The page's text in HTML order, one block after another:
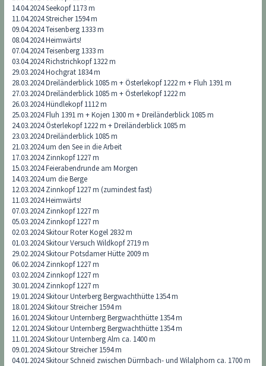
14.04.2024 Seekopf 1173 m
11.04.2024 Streicher 1594 m
09.04.2024 Teisenberg 1333 m
08.04.2024 Heimwärts!
07.04.2024 Teisenberg 1333 m
03.04.2024 Richstrichkopf 1322 m
29.03.2024 Hochgrat 1834 m
28.03.2024 Dreiländerblick 1085 m + Österlekopf 1222 m + Fluh 1391 m
27.03.2024 Dreiländerblick 1085 m + Österlekopf 1222 m
26.03.2024 Hündlekopf 1112 m
25.03.2024 Fluh 1391 m + Kojen 1300 m + Dreiländerblick 1085 m
24.03.2024 Österlekopf 1222 m + Dreiländerblick 1085 m
23.03.2024 Dreiländerblick 1085 m
21.03.2024 um den See in die Arbeit
17.03.2024 Zinnkopf 1227 m
15.03.2024 Feierabendrunde am Morgen
14.03.2024 um die Berge
12.03.2024 Zinnkopf 1227 m (zumindest fast)
11.03.2024 Heimwärts!
07.03.2024 Zinnkopf 1227 m
05.03.2024 Zinnkopf 1227 m
02.03.2024 Skitour Roter Kogel 2832 m
01.03.2024 Skitour Versuch Wildkopf 2719 m
29.02.2024 Skitour Potsdamer Hütte 2009 m
06.02.2024 Zinnkopf 1227 m
03.02.2024 Zinnkopf 1227 m
30.01.2024 Zinnkopf 1227 m
19.01.2024 Skitour Unterberg Bergwachthütte 1354 m
18.01.2024 Skitour Streicher 1594 m
16.01.2024 Skitour Unternberg Bergwachthütte 1354 m
12.01.2024 Skitour Unternberg Bergwachthütte 1354 m
11.01.2024 Skitour Unternberg Alm ca. 1400 m
09.01.2024 Skitour Streicher 1594 m
04.01.2024 Skitour Schneid zwischen Dürrnbach- und Wilalphorn ca. 1700 m